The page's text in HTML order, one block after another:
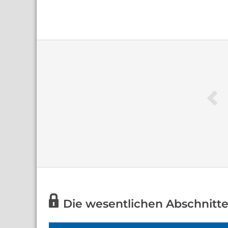
Die wesentlichen